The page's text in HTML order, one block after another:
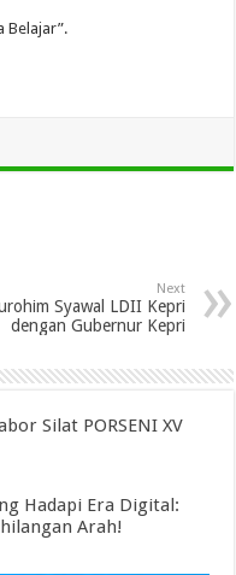
Belajar”.
Next
Syawal LDII Kepri
dengan Gubernur Kepri
Silat PORSENI XV
Hadapi Era Digital:
Arah!